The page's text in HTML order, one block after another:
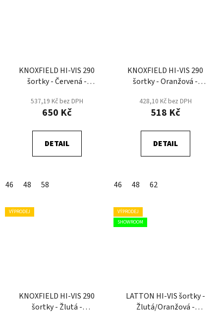
KNOXFIELD HI-VIS 290
šortky - Červená -
537,19 Kč bez DPH
650 Kč
DETAIL
46 48 58
KNOXFIELD HI-VIS 290
šortky - Oranžová -
428,10 Kč bez DPH
518 Kč
DETAIL
46 48 62
VÝPRODEJ
KNOXFIELD HI-VIS 290
šortky - Žlutá -
VÝPRODEJ
SHOWROOM
LATTON HI-VIS šortky -
Žlutá/Oranžová -